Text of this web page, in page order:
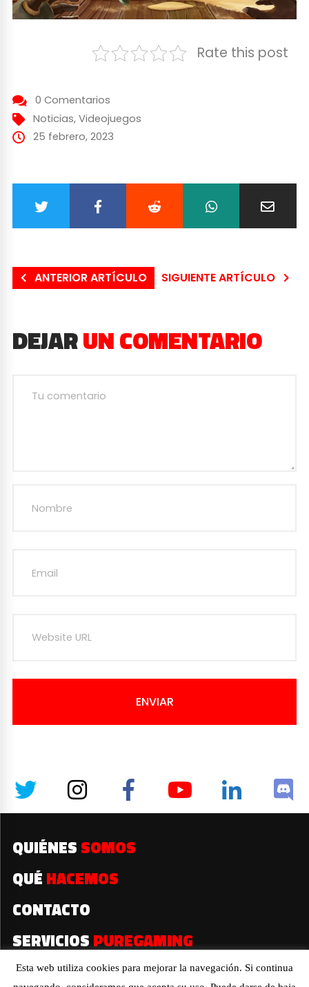
Rate this post
0 Comentarios
Noticias, Videojuegos
25 febrero, 2023
ANTERIOR ARTÍCULO SIGUIENTE ARTÍCULO
DEJARUN COMENTARIO
ENVIAR
QUIÉNES SOMOS
QUÉ HACEMOS
CONTACTO
SERVICIOS PUREGAMING
Esta web utiliza cookies para mejorar la navegación. Si continua